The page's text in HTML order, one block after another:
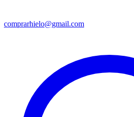
comprarhielo@gmail.com